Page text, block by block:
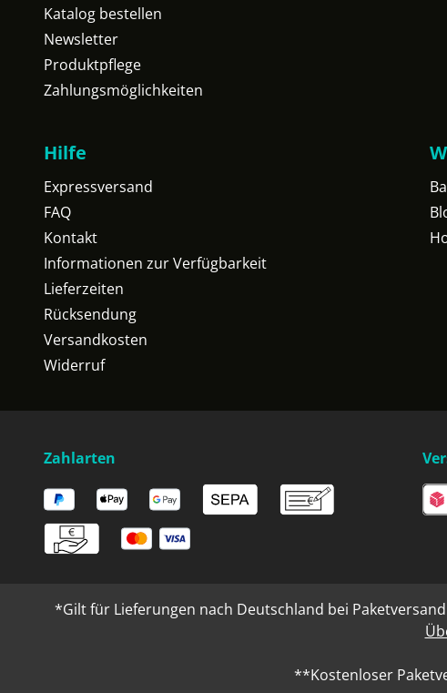
Katalog bestellen
Newsletter
Produktpflege
Zahlungsmöglichkeiten
Hilfe
Expressversand
FAQ
Kontakt
Informationen zur Verfügbarkeit
Lieferzeiten
Rücksendung
Versandkosten
Widerruf
Zahlarten
*Gilt für Lieferungen nach Deutschland bei
**Kostenloser